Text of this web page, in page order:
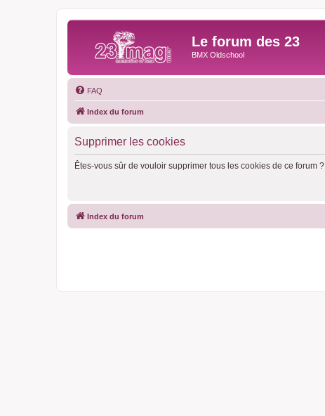
Le forum des 23
BMX Oldschool
FAQ
Index du forum
Supprimer les cookies
Êtes-vous sûr de vouloir supprimer tous les cookies de ce forum ?
Index du forum